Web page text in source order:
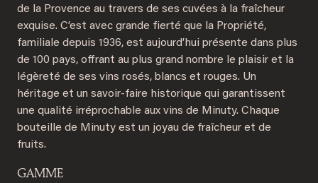
de la Provence au travers de ses cuvées à la fraîcheur
exquise. C’est avec grande fierté que la Propriété,
familiale depuis 1936, est aujourd’hui présente dans plus
de 100 pays, offrant au plus grand nombre le plaisir et la
légèreté de ses vins rosés, blancs et rouges. Un
héritage et un savoir-faire historique qui garantissent
une qualité irréprochable aux vins de Minuty. Chaque
bouteille de Minuty est un joyau de fraîcheur et de
fruits.
GAMME